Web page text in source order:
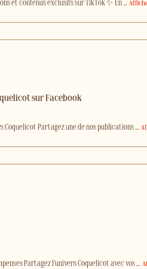
et contenus exclusifs sur TikTok ✨ En…
sur Facebook
Coquelicot Partagez une de nos publications…
Partagez l’univers Coquelicot avec vos…